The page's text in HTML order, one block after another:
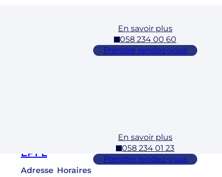
En savoir plus
058 234 00 60
Prendre rendez-vous
EPFL
Adresse Horaires
En savoir plus
058 234 01 23
Prendre rendez-vous